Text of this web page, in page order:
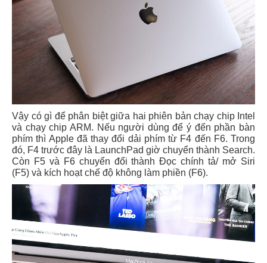
Vậy có gì để phân biệt giữa hai phiên bản chạy chip Intel
và chạy chip ARM. Nếu người dùng để ý đến phần bàn
phím thì Apple đã thay đổi dải phím từ F4 đến F6. Trong
đó, F4 trước đây là LaunchPad giờ chuyển thành Search.
Còn F5 và F6 chuyển đổi thành Đọc chính tả/ mở Siri
(F5) và kích hoạt chế độ không làm phiền (F6).